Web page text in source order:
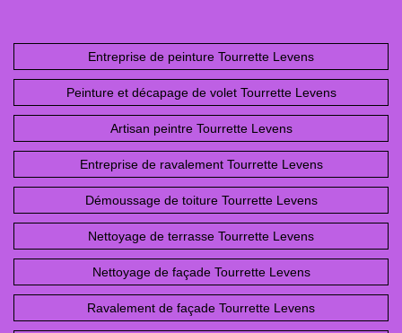
Entreprise de peinture Tourrette Levens
Peinture et décapage de volet Tourrette Levens
Artisan peintre Tourrette Levens
Entreprise de ravalement Tourrette Levens
Démoussage de toiture Tourrette Levens
Nettoyage de terrasse Tourrette Levens
Nettoyage de façade Tourrette Levens
Ravalement de façade Tourrette Levens